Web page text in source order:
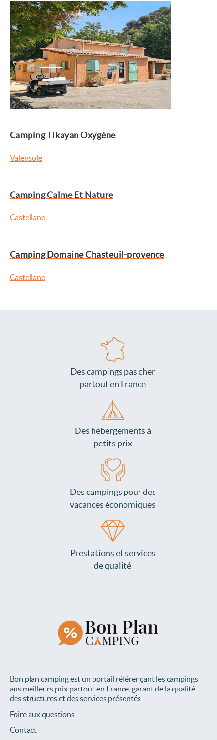
Camping Tikayan Oxygène
Valensole
Camping Calme Et Nature
Castellane
Camping Domaine Chasteuil-provence
Castellane
Des campings pas cher
partout en France
Des hébergements à
petits prix
Des campings pour des
vacances économiques
Prestations et services
de qualité
Bon plan camping est un portail référençant les campings
aus meilleurs prix partout en France, garant de la qualité
des structures et des services présentés
Foire aux questions
Contact